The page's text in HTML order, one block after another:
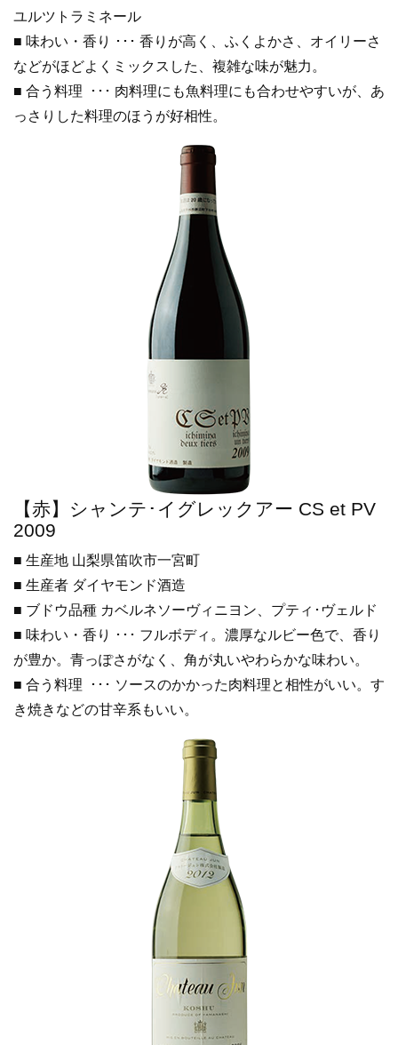
ユルツトラミネール
■ 味わい・香り ･･･ 香りが高く、ふくよかさ、オイリーさ
などがほどよくミックスした、複雑な味が魅力。
■ 合う料理 ･･･ 肉料理にも魚料理にも合わせやすいが、あ
っさりした料理のほうが好相性。
【赤】シャンテ･イグレックアー CS et PV
2009
■ 生産地 山梨県笛吹市一宮町
■ 生産者 ダイヤモンド酒造
■ ブドウ品種 カベルネソーヴィニヨン、プティ･ヴェルド
■ 味わい・香り ･･･ フルボディ。濃厚なルビー色で、香り
が豊か。青っぽさがなく、角が丸いやわらかな味わい。
■ 合う料理 ･･･ ソースのかかった肉料理と相性がいい。す
き焼きなどの甘辛系もいい。